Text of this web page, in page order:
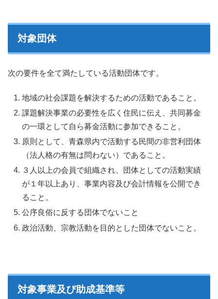
対象団体
次の要件を全て満たしている活動団体です。
地域の社会課題を解決するための活動であること。
課題解決事業の必要性を広く住民に伝え、共同募金
の一環として自ら募金活動に参加できること。
原則として、青森県内で活動する民間の非営利団体
（法人格の有無は問わない）であること。
３人以上の会員で組織され、団体としての活動実績
が１年以上あり、事業内容及び会計情報を公開でき
ること。
公序良俗に反する団体でないこと
政治活動、宗教活動を目的とした団体でないこと。
対象事業及び助成基準等